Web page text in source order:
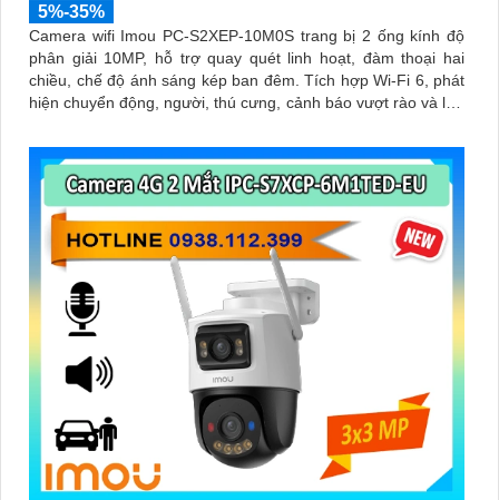
5%-35%
Camera wifi Imou PC-S2XEP-10M0S trang bị 2 ống kính độ
phân giải 10MP, hỗ trợ quay quét linh hoạt, đàm thoại hai
chiều, chế độ ánh sáng kép ban đêm. Tích hợp Wi-Fi 6, phát
hiện chuyển động, người, thú cưng, cảnh báo vượt rào và lưu